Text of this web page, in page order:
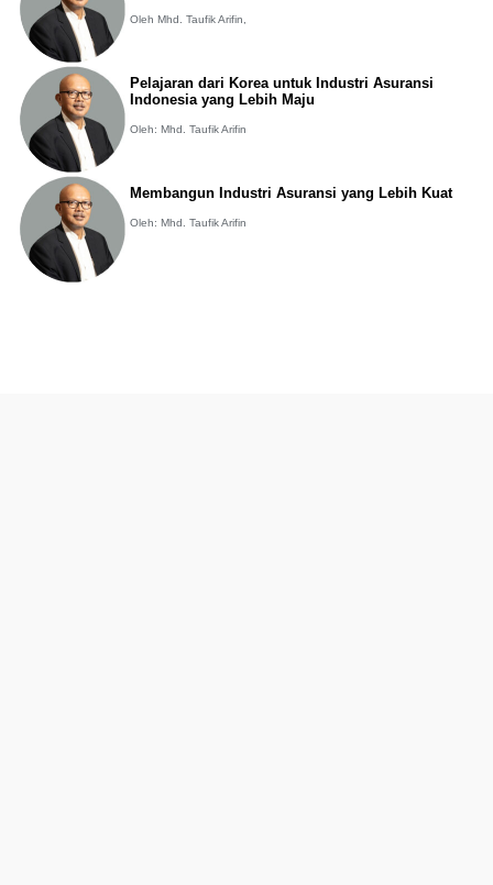
Oleh Mhd. Taufik Arifin,
Pelajaran dari Korea untuk Industri Asuransi
Indonesia yang Lebih Maju
Oleh: Mhd. Taufik Arifin
Membangun Industri Asuransi yang Lebih Kuat
Oleh: Mhd. Taufik Arifin